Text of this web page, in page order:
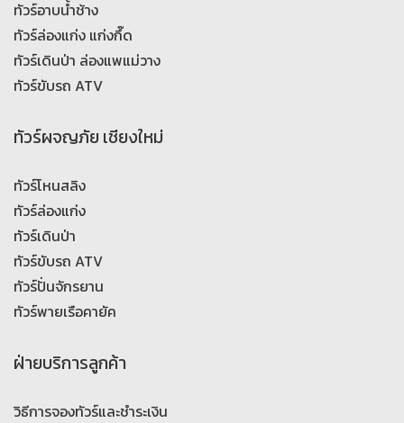
ทัวร์อาบน้ำช้าง
ทัวร์ล่องแก่ง แก่งกึ๊ด
ทัวร์เดินป่า ล่องแพแม่วาง
ทัวร์ขับรถ ATV
ทัวร์ผจญภัย เชียงใหม่
ทัวร์โหนสลิง
ทัวร์ล่องแก่ง
ทัวร์เดินป่า
ทัวร์ขับรถ ATV
ทัวร์ปั่นจักรยาน
ทัวร์พายเรือคายัค
ฝ่ายบริการลูกค้า
วิธีการจองทัวร์และชำระเงิน